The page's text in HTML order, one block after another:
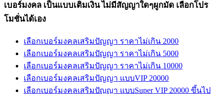
เบอร์มงคล เป็นแบบเติมเงิน ไม่มีสัญญาใดๆผูกมัด เลือกโปร
โมชั่นได้เอง
เลือกเบอร์มงคลเสริมปัญญา ราคาไม่เกิน 2000
เลือกเบอร์มงคลเสริมปัญญา ราคาไม่เกิน 5000
เลือกเบอร์มงคลเสริมปัญญา ราคาไม่เกิน 10000
เลือกเบอร์มงคลเสริมปัญญา แบบVIP 20000
เลือกเบอร์มงคลเสริมปัญญา แบบSuper VIP 20000 ขึ้นไป